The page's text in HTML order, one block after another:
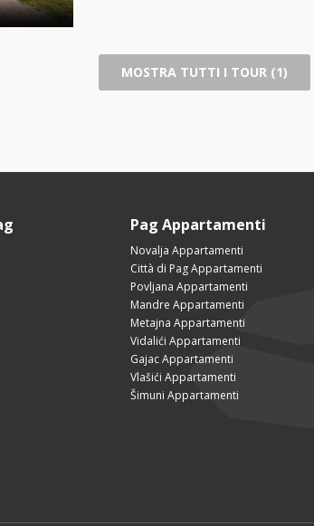
MOSTRA TUTTI I TOUR (1)
Pag Appartamenti
Novalja Appartamenti
Città di Pag Appartamenti
Povljana Appartamenti
Mandre Appartamenti
Metajna Appartamenti
Vidalići Appartamenti
Gajac Appartamenti
Vlašići Appartamenti
Šimuni Appartamenti